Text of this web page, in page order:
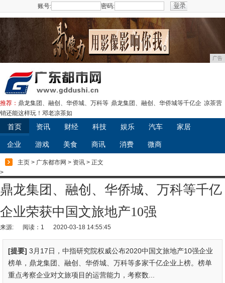
账号: 密码:
广告
推荐： 鼎龙集团、融创、华侨城、万科等 鼎龙集团、融创、华侨城等千亿企 凉茶营
销还能这样玩！邓老凉茶如
首页 资讯 财经 科技 娱乐 汽车 家居
企业 游戏 美食 商讯 消费 微商
主页 > 广东都市网 > 资讯 > 正文
>
鼎龙集团、融创、华侨城、万科等千亿
企业荣获中国文旅地产10强
来源: 阅读：1 2020-03-18 14:55:45
[提要] 3月17日，中指研究院权威公布2020中国文旅地产10强企业
榜单，鼎龙集团、融创、华侨城、万科等多家千亿企业上榜。榜单
重点考察企业对文旅项目的运营能力，考察数...